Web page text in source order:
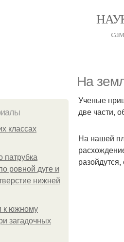
На
классах
патрубка
ровной дуге и
нижней
к южному
загадочных
Ученые
две части,
На нашей